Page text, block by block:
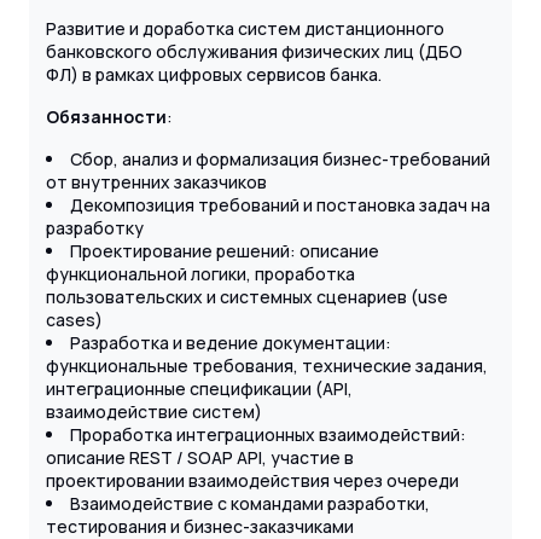
Развитие и доработка систем дистанционного
банковского обслуживания физических лиц (ДБО
ФЛ) в рамках цифровых сервисов банка.
Обязанности:
Сбор, анализ и формализация бизнес-требований
от внутренних заказчиков
Декомпозиция требований и постановка задач на
разработку
Проектирование решений: описание
функциональной логики, проработка
пользовательских и системных сценариев (use
cases)
Разработка и ведение документации:
функциональные требования, технические задания,
интеграционные спецификации (API,
взаимодействие систем)
Проработка интеграционных взаимодействий:
описание REST / SOAP API, участие в
проектировании взаимодействия через очереди
Взаимодействие с командами разработки,
тестирования и бизнес-заказчиками